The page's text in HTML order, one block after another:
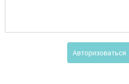
Авторизоваться